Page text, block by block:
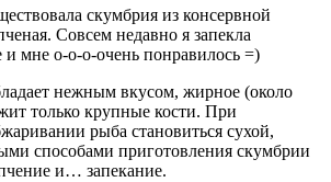
скумбрия из консервной
Совсем недавно я запекла
мне о-о-о-очень понравилось =)
нежным вкусом, жирное (около
только крупные кости. При
рыба становиться сухой,
способами приготовления скумбрии
и… запекание.